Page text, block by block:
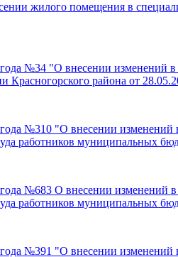
жилого помещения в
№34 "О внесении изменений
Красногорского района от
№310 "О внесении
работников муниципальных
№683 О внесении изменений
работников муниципальных
№391 "О внесении